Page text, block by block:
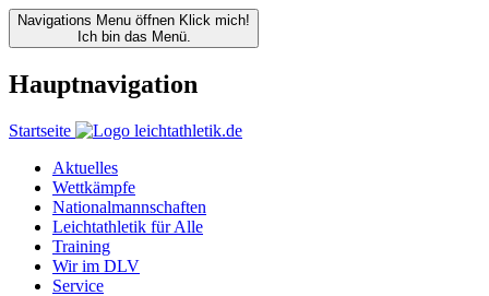
Navigations Menu öffnen Klick mich!
Ich bin das Menü.
Hauptnavigation
Startseite
Aktuelles
Wettkämpfe
Nationalmannschaften
Leichtathletik für Alle
Training
Wir im DLV
Service